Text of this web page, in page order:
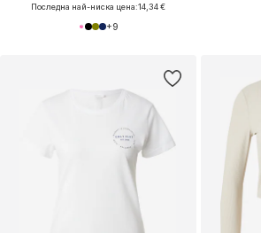
Последна най-ниска цена:14,34 €
+9